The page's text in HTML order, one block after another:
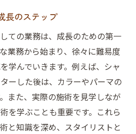
長のステップ
ての業務は、成長のための第一
業務から始まり、徐々に難易度
学んでいきます。例えば、シャ
ーした後は、カラーやパーマの
また、実際の施術を見学しなが
を学ぶことも重要です。これら
と知識を深め、スタイリストと